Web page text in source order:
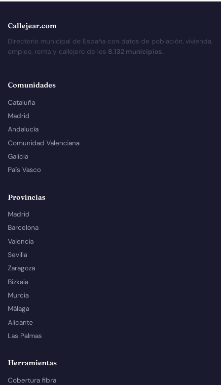
Callejear.com
Directorio municipal de España con datos de población, vivienda,
empleo, renta y callejero de los 8.132 municipios.
Comunidades
Cataluña
Madrid
Andalucía
Comunidad Valenciana
Galicia
País Vasco
Provincias
Madrid
Barcelona
Valencia
Sevilla
Zaragoza
Bizkaia
Murcia
Málaga
Alicante
Las Palmas
Herramientas
Cobertura fibra